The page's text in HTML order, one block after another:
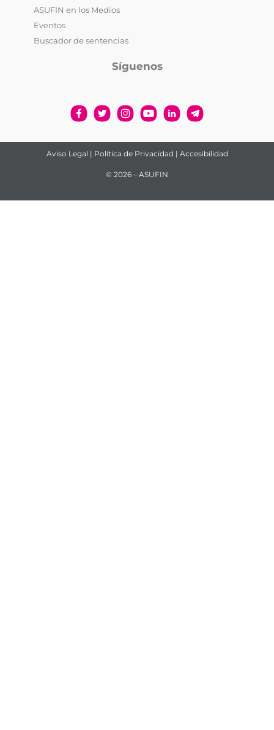
ASUFIN en los Medios
Eventos
Buscador de sentencias
Síguenos
Aviso Legal | Política de Privacidad | Accesibilidad
© 2026 – ASUFIN